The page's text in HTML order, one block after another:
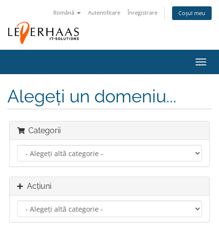
Română Autentificare Înregistrare Coșul meu
Alegeți un domeniu...
Categorii
Acțiuni